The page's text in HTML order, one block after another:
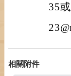
35
相關附件